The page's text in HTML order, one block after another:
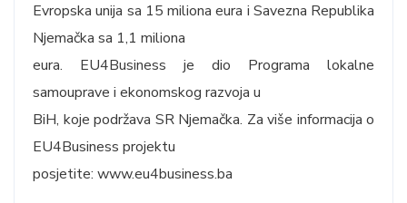
Evropska unija sa 15 miliona eura i Savezna Republika
Njemačka sa 1,1 miliona
eura. EU4Business je dio Programa lokalne
samouprave i ekonomskog razvoja u
BiH, koje podržava SR Njemačka. Za više informacija o
EU4Business projektu
posjetite: www.eu4business.ba